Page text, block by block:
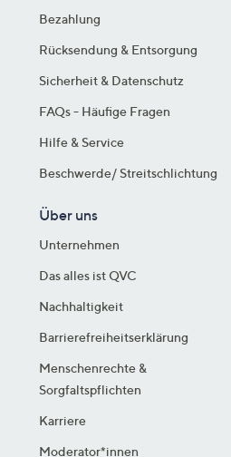
Bezahlung
Rücksendung & Entsorgung
Sicherheit & Datenschutz
FAQs - Häufige Fragen
Hilfe & Service
Beschwerde/ Streitschlichtung
Über uns
Unternehmen
Das alles ist QVC
Nachhaltigkeit
Barrierefreiheitserklärung
Menschenrechte &
Sorgfaltspflichten
Karriere
Moderator*innen